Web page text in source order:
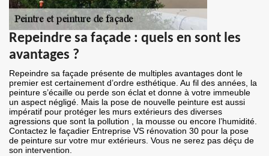
Repeindre sa façade : quels en sont les
avantages ?
Repeindre sa façade présente de multiples avantages dont le
premier est certainement d’ordre esthétique. Au fil des années, la
peinture s’écaille ou perde son éclat et donne à votre immeuble
un aspect négligé. Mais la pose de nouvelle peinture est aussi
impératif pour protéger les murs extérieurs des diverses
agressions que sont la pollution , la mousse ou encore l’humidité.
Contactez le façadier Entreprise VS rénovation 30 pour la pose
de peinture sur votre mur extérieurs. Vous ne serez pas déçu de
son intervention.